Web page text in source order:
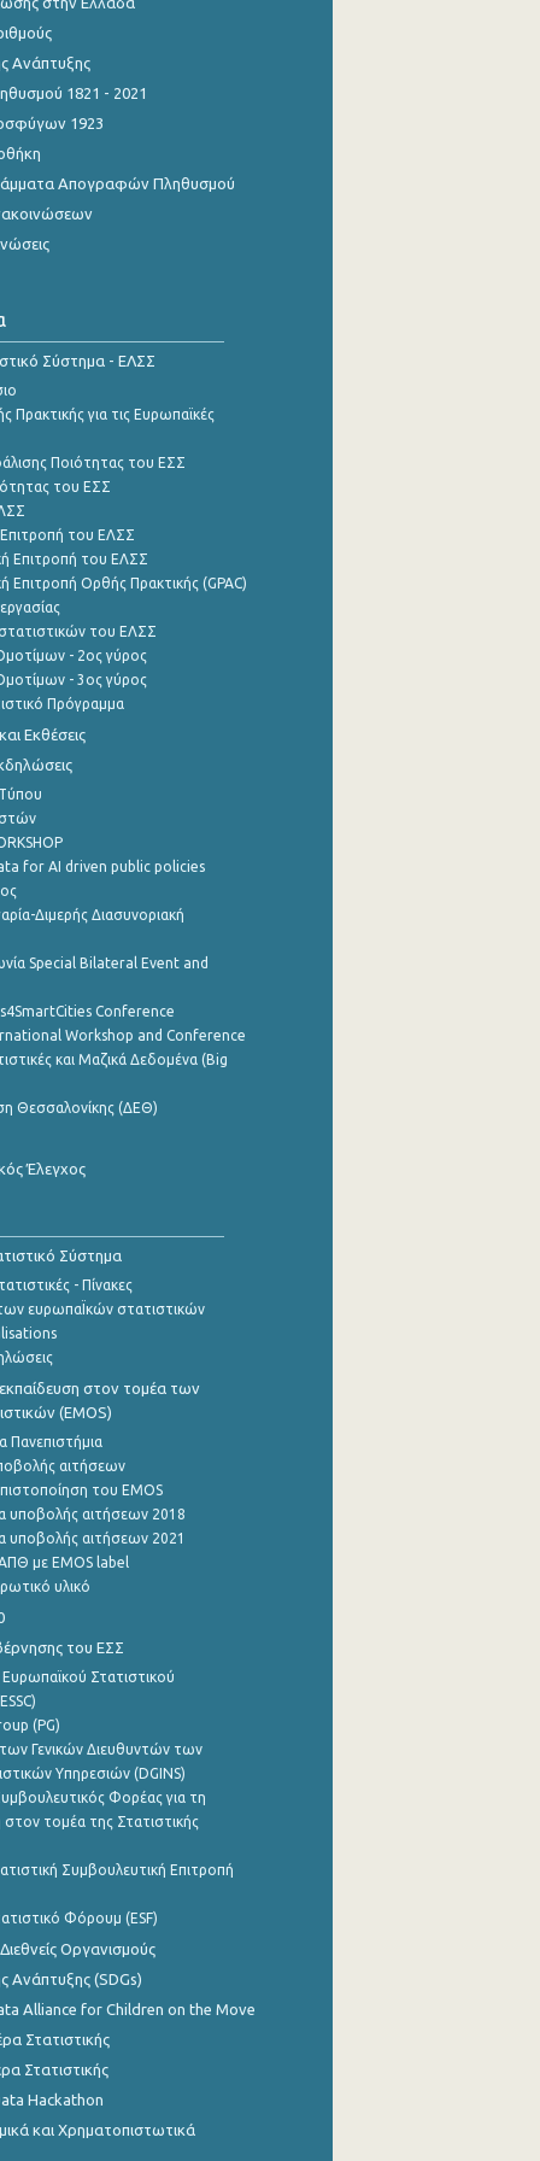
Ανάπτυξης
1821 - 2021
1923
Απογραφών Πληθυσμού
Σύστημα - ΕΛΣΣ
Πρακτικής για τις Ευρωπαϊκές
Ποιότητας του ΕΣΣ
του ΕΣΣ
Επιτροπή του ΕΛΣΣ
Επιτροπή του ΕΛΣΣ
Επιτροπή Ορθής Πρακτικής (GPAC)
του ΕΛΣΣ
- 2ος γύρος
- 3ος γύρος
Πρόγραμμα
Εκθέσεις
for AI driven public policies
Διμερής Διασυνοριακή
Special Bilateral Event and
Conference
Workshop and Conference
και Μαζικά Δεδομένα (Big
Θεσσαλονίκης (ΔΕΘ)
Έλεγχος
Σύστημα
- Πίνακες
ευρωπαΪκών στατιστικών
στον τομέα των
(EMOS)
Πανεπιστήμια
αιτήσεων
του EMOS
υποβολής αιτήσεων 2018
υποβολής αιτήσεων 2021
με EMOS label
υλικό
του ΕΣΣ
Στατιστικού
(PG)
Γενικών Διευθυντών των
Υπηρεσιών (DGINS)
Φορέας για τη
τομέα της Στατιστικής
Συμβουλευτική Επιτροπή
Φόρουμ (ESF)
Οργανισμούς
Ανάπτυξης (SDGs)
Alliance for Children on the Move
Στατιστικής
Στατιστικής
Hackathon
και Χρηματοπιστωτικά